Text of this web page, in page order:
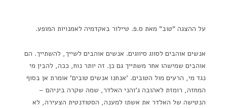
על ההצגה "טוב" מאת ס.פ. טיילור באקדמיה לאמנויות המופע.
אנשים אוהבים לסווג סיווגים. אנשים אוהבים לשייך, להשתייך. הם
אוהבים שמישהו אחר משתייך גם כן. זה יותר נוח, ככה, להבין מי
נגד מי, הרעים מול הטובים. 'אנחנו אנשים טובים' אומרת אן בסוף
המחזה, רומזת לאהובה ג'והני האלדר, שמה שקרה ביניהם –
הנטישה של האלדר את אשתו למענה, הסטודנטית הצעירה, לא